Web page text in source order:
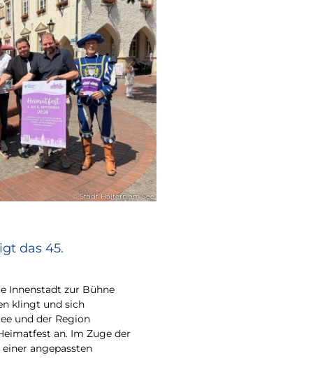
© Stadt Haltern am See
das 45.
Innenstadt zur Bühne
klingt und sich
und der Region
an. Im Zuge der
angepassten